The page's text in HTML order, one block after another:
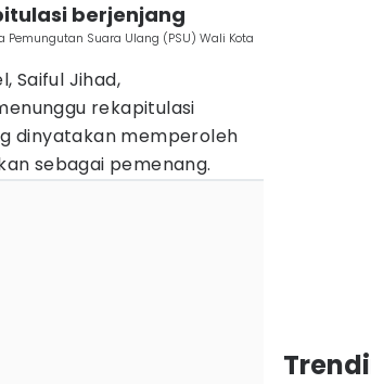
berjenjang
Suara Ulang (PSU) Wali Kota
Saiful Jihad,
rekapitulasi
dinyatakan memperoleh
sebagai pemenang.